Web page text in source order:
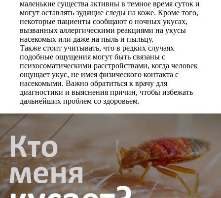
маленькие существа активны в темное время суток и
могут оставлять зудящие следы на коже. Кроме того,
некоторые пациенты сообщают о ночных укусах,
вызванных аллергическими реакциями на укусы
насекомых или даже на пыль и пыльцу.
Также стоит учитывать, что в редких случаях
подобные ощущения могут быть связаны с
психосоматическими расстройствами, когда человек
ощущает укус, не имея физического контакта с
насекомыми. Важно обратиться к врачу для
диагностики и выяснения причин, чтобы избежать
дальнейших проблем со здоровьем.